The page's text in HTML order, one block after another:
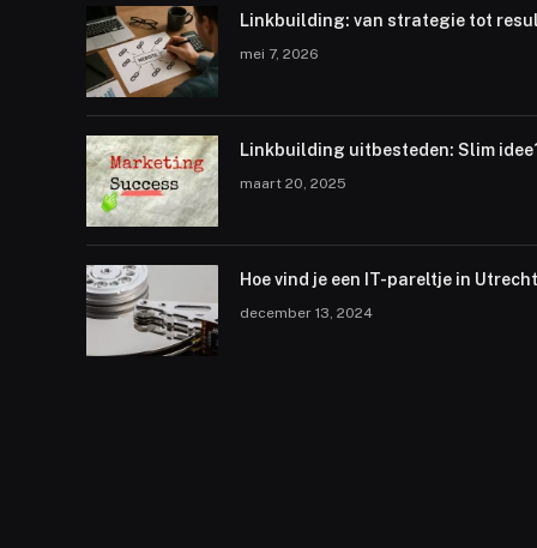
Linkbuilding: van strategie tot
mei 7, 2026
Linkbuilding uitbesteden: Slim
maart 20, 2025
Hoe vind je een IT-pareltje in
december 13, 2024